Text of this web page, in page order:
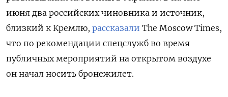
июня два российских чиновника и источник,
близкий к Кремлю, рассказали The Moscow Times,
что по рекомендации спецслужб во время
публичных мероприятий на открытом воздухе
он начал носить бронежилет.